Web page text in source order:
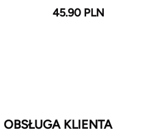
45.90 PLN
OBSŁUGA KLIENTA